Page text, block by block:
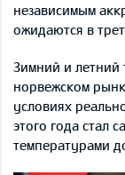
независимым
ожидаются в
Зимний и летний
норвежском
условиях
этого года стал
температурами